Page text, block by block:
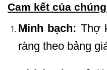
Cam kết của
Minh bạch: Thợ
ràng theo bảng